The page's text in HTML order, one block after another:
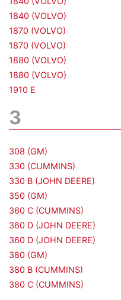
1840 (VOLVO)
1870 (VOLVO)
1870 (VOLVO)
1880 (VOLVO)
1880 (VOLVO)
1910 E
3
308 (GM)
330 (CUMMINS)
330 B (JOHN DEERE)
350 (GM)
360 C (CUMMINS)
360 D (JOHN DEERE)
360 D (JOHN DEERE)
380 (GM)
380 B (CUMMINS)
380 C (CUMMINS)